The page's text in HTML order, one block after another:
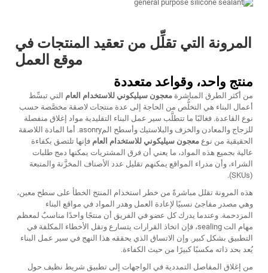
المرونة التي تقلِّل من تعقيد المنتجات في
موقع العمل
منتج واحد، وقواعد متعددة
من أكثر الطرق المباشرة معجون سيليكوني للاستخدام العام التي تبسِّط
أعمال البناء هي التخلُّص من الحاجة إلى عدة منتجات لاصقة مخصَّصة حسب
نوع القاعدة. فغالبًا ما تتطلَّب سير عمل البناء التقليدية مواد إغلاق منفصلة
للزجاج والمعادن والخزف والبلاستيك وأسطح المasonry. أما المادة اللاصقة
الحقيقية من نوع معجون سيليكوني للاستخدام العام فإنها تلتصق بكفاءة
عالية بجميع هذه المواد، ما يعني أن فرق المشتريات يمكنها دمج طلبات
الشراء، وأن مدراء المواقع يمكنهم تقليل عدد الأصناف المخزَّنة والمتبعة
(SKUs).
هذه المرونة تقلل مباشرةً من خطر استخدام المنتج الخطأ على سطح معين،
وهي مصدر مفاجئ نسبيًا لإعادة العمل وهدر المواد في مواقع البناء
المزدحمة. وعندما يدرك كل عضو في الفريق أن منتجًا واحدًا مناسبٌ لمعظم
مهام الت sealing، فإن اتخاذ القرارات يتسارع وتقل الأخطاء المكلفة في
التطبيق بشكل كبير. وإن الاتساق الذي يحققه هذا النهج في سير عمل البناء
يُعد بحد ذاته مكسبًا كبيرًا من حيث الكفاءة.
من إغلاق المفاصل التمددية في الواجهات إلى تطبيق شريط نظيف حول